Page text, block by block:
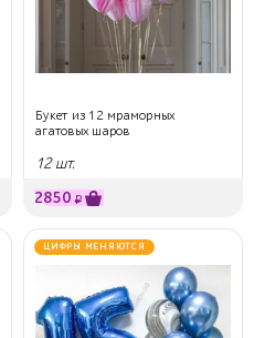
Букет из 12 мраморных
агатовых шаров
12 шт.
2850 ₽
ЦИФРЫ МЕНЯЮТСЯ